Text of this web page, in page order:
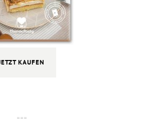
KAUFEN